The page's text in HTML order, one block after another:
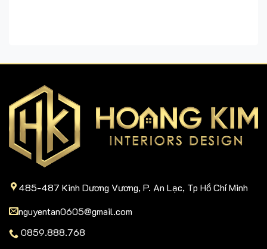
485-487 Kinh Dương Vương, P. An Lạc, Tp Hồ Chí Minh
nguyentan0605@gmail.com
0859.888.768